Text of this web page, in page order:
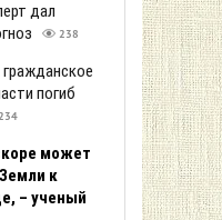
дал
238
гражданское
погиб
может
к
– ученый